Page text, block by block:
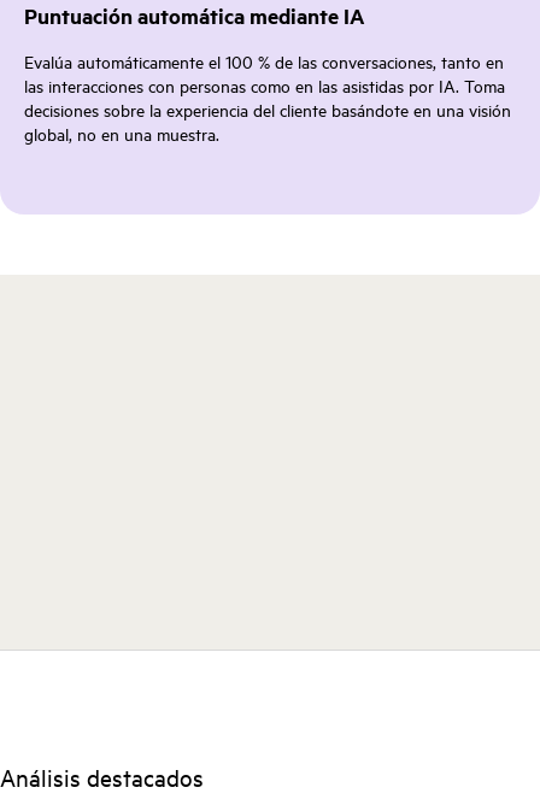
Puntuación automática mediante IA
Evalúa automáticamente el 100 % de las conversaciones, tanto en
las interacciones con personas como en las asistidas por IA. Toma
decisiones sobre la experiencia del cliente basándote en una visión
global, no en una muestra.
Análisis destacados